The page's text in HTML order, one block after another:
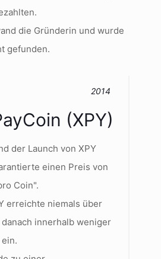
die Gründerin und wurde
gefunden.
2014
(XPY)
der Launch von XPY
einen Preis von
Coin".
erreichte niemals über
innerhalb weniger